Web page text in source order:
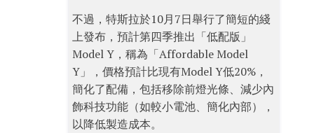
不過，特斯拉於10月7日舉行了簡短的綫
上發布，預計第四季推出「低配版」
Model Y，稱為「Affordable Model
Y」，價格預計比現有Model Y低20%，
簡化了配備，包括移除前燈光條、減少內
飾科技功能（如較小電池、簡化內部），
以降低製造成本。